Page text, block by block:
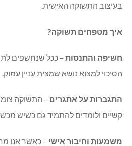
בעיצוב התשוקה האישית.
איך מטפחים תשוקה?
חשיפה והתנסות – ככל שנחשפים
הסיכוי למצוא נושא שמצית עניין עמוק.
התגברות על אתגרים – התשוקה
קשיים ולומדים להתמיד גם כשיש
משמעות וחיבור אישי – כאשר אנו